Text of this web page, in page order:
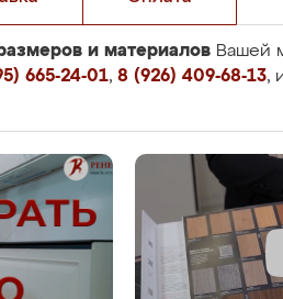
и материалов Вашей
665-24-01, 8 (926) 409-68-13,